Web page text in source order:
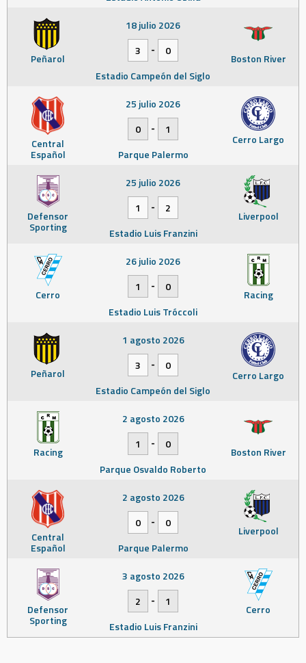
Peñarol Boston River
18 julio 2026
3
-
0
Estadio Campeón del Siglo
Central
Español
Cerro Largo
25 julio 2026
0
-
1
Parque Palermo
Defensor
Sporting
Liverpool
25 julio 2026
1
-
2
Estadio Luis Franzini
Cerro Racing
26 julio 2026
1
-
0
Estadio Luis Tróccoli
Peñarol Cerro Largo
1 agosto 2026
3
-
0
Estadio Campeón del Siglo
Racing Boston River
2 agosto 2026
1
-
0
Parque Osvaldo Roberto
Central
Español
Liverpool
2 agosto 2026
0
-
0
Parque Palermo
Defensor
Sporting
Cerro
3 agosto 2026
2
-
1
Estadio Luis Franzini